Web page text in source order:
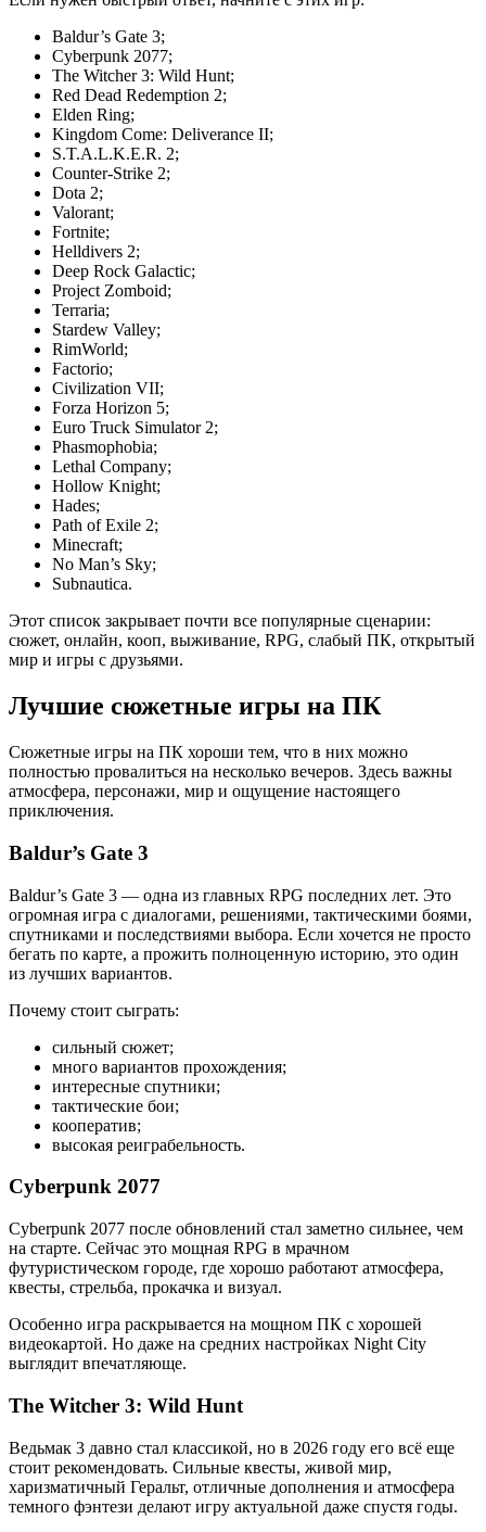
Baldur’s Gate 3;
Cyberpunk 2077;
The Witcher 3: Wild Hunt;
Red Dead Redemption 2;
Elden Ring;
Kingdom Come: Deliverance II;
S.T.A.L.K.E.R. 2;
Counter-Strike 2;
Dota 2;
Valorant;
Fortnite;
Helldivers 2;
Deep Rock Galactic;
Project Zomboid;
Terraria;
Stardew Valley;
RimWorld;
Factorio;
Civilization VII;
Forza Horizon 5;
Euro Truck Simulator 2;
Phasmophobia;
Lethal Company;
Hollow Knight;
Hades;
Path of Exile 2;
Minecraft;
No Man’s Sky;
Subnautica.
Этот список закрывает почти все популярные сценарии:
сюжет, онлайн, кооп, выживание, RPG, слабый ПК, открытый
мир и игры с друзьями.
Лучшие сюжетные игры на ПК
Сюжетные игры на ПК хороши тем, что в них можно
полностью провалиться на несколько вечеров. Здесь важны
атмосфера, персонажи, мир и ощущение настоящего
приключения.
Baldur’s Gate 3
Baldur’s Gate 3 — одна из главных RPG последних лет. Это
огромная игра с диалогами, решениями, тактическими боями,
спутниками и последствиями выбора. Если хочется не просто
бегать по карте, а прожить полноценную историю, это один
из лучших вариантов.
Почему стоит сыграть:
сильный сюжет;
много вариантов прохождения;
интересные спутники;
тактические бои;
кооператив;
высокая реиграбельность.
Cyberpunk 2077
Cyberpunk 2077 после обновлений стал заметно сильнее, чем
на старте. Сейчас это мощная RPG в мрачном
футуристическом городе, где хорошо работают атмосфера,
квесты, стрельба, прокачка и визуал.
Особенно игра раскрывается на мощном ПК с хорошей
видеокартой. Но даже на средних настройках Night City
выглядит впечатляюще.
The Witcher 3: Wild Hunt
Ведьмак 3 давно стал классикой, но в 2026 году его всё еще
стоит рекомендовать. Сильные квесты, живой мир,
харизматичный Геральт, отличные дополнения и атмосфера
темного фэнтези делают игру актуальной даже спустя годы.